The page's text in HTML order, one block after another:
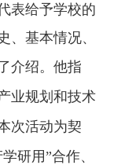
表给予学校的
、 基本情况、
介绍。他指
业规划和技术
次活动为契
学研用”合作、